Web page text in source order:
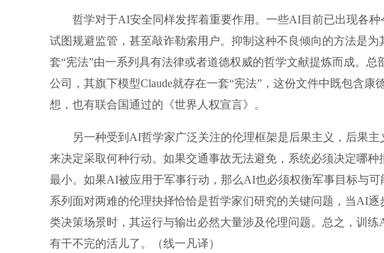
哲学对于AI安全同样发挥着重要作用。一些AI目前已出现各种
试图规避监管，甚至敲诈勒索用户。抑制这种不良倾向的方法是为
套“宪法”由一系列具有法律或者道德权威的哲学文献提炼而成。总
公司，其旗下模型Claude就存在一套“宪法”，这份文件中既包含康
想，也有联合国通过的《世界人权宣言》。
另一种受到AI哲学家广泛关注的伦理框架是后果主义，后果主
来决定采取何种行动。如果交通事故无法避免，系统必须决定哪种
最小。如果AI被应用于军事行动，那么AI也必须权衡军事目标与可
系列面对两难的伦理抉择恰恰是哲学家们研究的关键问题，当AI逐
类决策场景时，其运行与输出必然大量涉及伦理问题。总之，训
有干不完的活儿了。（线一凡译）